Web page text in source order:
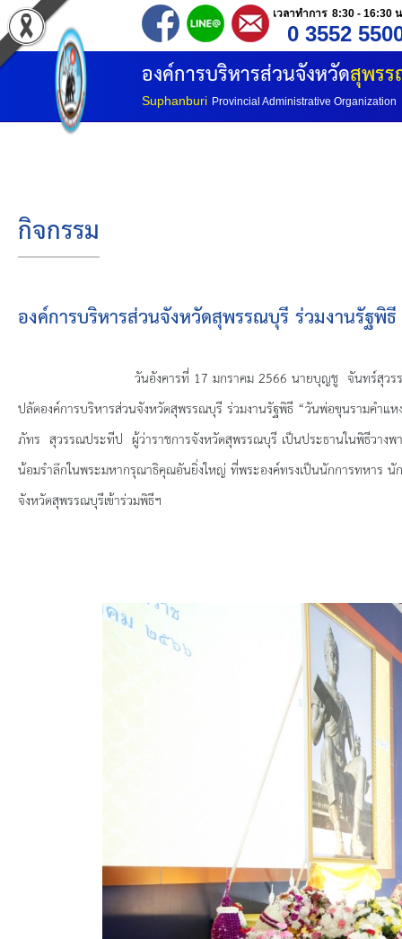
เวลาทำการ 8:30 - 16:30
0 3552
องค์การบริหารส่วนจังหวัดสุพร
Suphanburi Provincial Administrative Organization
หน้าแรก
ประวัติ อบจ
โครงสร้างองค์กร
โครงสร้างการแบ่งส่วนราชการ
ยุทธศาสตร์การพัฒนา
ประวัตินายก
รายการ อบจ.สัมพันธ์
ข่าวประชาสัมพันธ์
ประกาศจัดซื้อ-จัดจ้าง
นโยบายคุ้มครองข้อมูลส่วนบุคคล
ผลงาน
กิจกรรม
องค์การบริหารส่วนจังหวัดสุพรรณบุรี ร่วมงานรัฐ
วันอังคารที่ 17 มกราคม 2566 นายบุญชู จันทร์สุวรรณ นายกอ
ปลัดองค์การบริหารส่วนจังหวัดสุพรรณบุรี ร่วมงานรัฐพิธี “วันพ่อขุนรามคำแ
ภัทร สุวรรณประทีป ผู้ว่าราชการจังหวัดสุพรรณบุรี เป็นประธานในพิธีวางพ
น้อมรำลึกในพระมหากรุณาธิคุณอันยิ่งใหญ่ ที่พระองค์ทรงเป็นนักการทหาร
จังหวัดสุพรรณบุรีเข้าร่วมพิธีฯ